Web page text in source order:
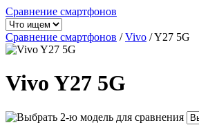
Сравнение смартфонов
Сравнение смартфонов /Vivo /Y27 5G
Vivo Y27 5G